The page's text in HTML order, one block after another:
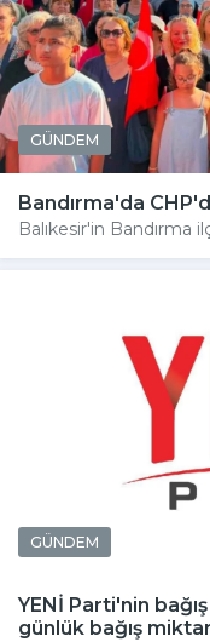
GÜNDEM
Bandırma'da
Balıkesir'in Bandırma
GÜNDEM
YENİ Parti'nin
günlük bağış